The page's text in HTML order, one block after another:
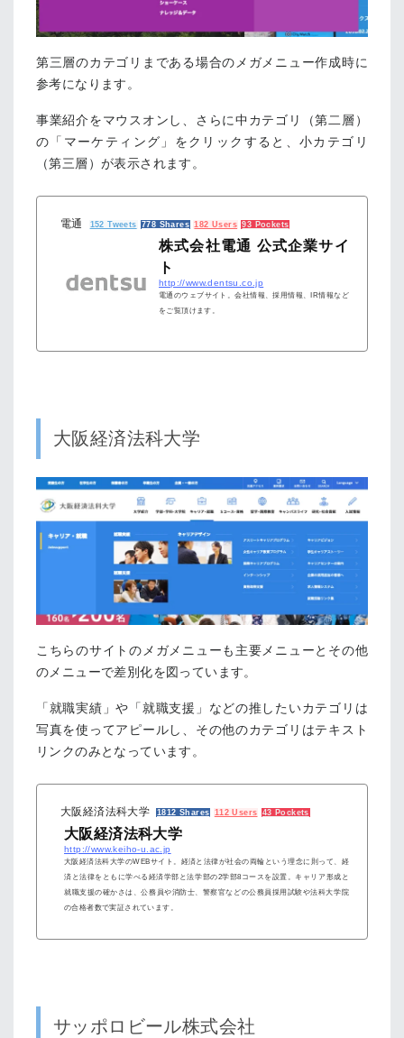
第三層のカテゴリまである場合のメガメニュー作成時に
参考になります。
事業紹介をマウスオンし、さらに中カテゴリ（第二層）
の「マーケティング」をクリックすると、小カテゴリ
（第三層）が表示されます。
電通 152 Tweets 778 Shares 182 Users 93 Pockets
株式会社電通 公式企業サイ
ト
http://www.dentsu.co.jp
電通のウェブサイト。会社情報、採用情報、IR情報など
をご覧頂けます。
大阪経済法科大学
こちらのサイトのメガメニューも主要メニューとその他
のメニューで差別化を図っています。
「就職実績」や「就職支援」などの推したいカテゴリは
写真を使ってアピールし、その他のカテゴリはテキスト
リンクのみとなっています。
大阪経済法科大学 1812 Shares 112 Users 43 Pockets
大阪経済法科大学
http://www.keiho-u.ac.jp
大阪経済法科大学のWEBサイト。経済と法律が社会の両輪という理念に則って、経
済と法律をともに学べる経済学部と法学部の2学部8コースを設置。キャリア形成と
就職支援の確かさは、公務員や消防士、警察官などの公務員採用試験や法科大学院
の合格者数で実証されています。
サッポロビール株式会社